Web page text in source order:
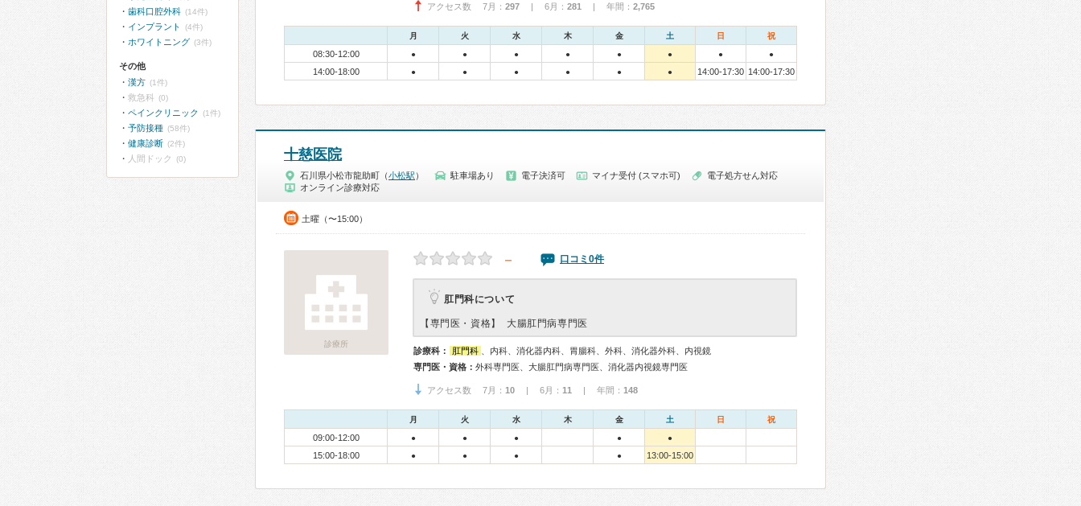
アクセス数 7月： 297 | 6月： 281 | 年間： 2,765
月 火 水 木 金 土 日 祝
08:30-12:00 ● ● ● ● ● ● ● ●
14:00-18:00 ● ● ● ● ● ● 14:00-17:30 14:00-17:30
十慈医院
石川県小松市龍助町（小松駅 ） 駐車場あり 電子決済可 マイナ受付 (スマホ可)
電子処方せん対応
オンライン診療対応
土曜（〜15:00）
診療所
－ 口コミ0件
肛門科について
【専門医・資格】 大腸肛門病専門医
診療科： 肛門科
、内科、消化器内科、胃腸科、外科、消化器外科、内視鏡
専門医・資格： 外科専門医、大腸肛門病専門医、消化器内視鏡専門医
アクセス数 7月： 10 | 6月： 11 | 年間： 148
月 火 水 木 金 土 日 祝
09:00-12:00 ● ● ● ● ●
15:00-18:00 ● ● ● ● 13:00-15:00
歯科口腔外科 (14件)
インプラント (4件)
ホワイトニング (3件)
その他
漢方 (1件)
救急科 (0)
ペインクリニック (1件)
予防接種 (58件)
健康診断 (2件)
人間ドック (0)